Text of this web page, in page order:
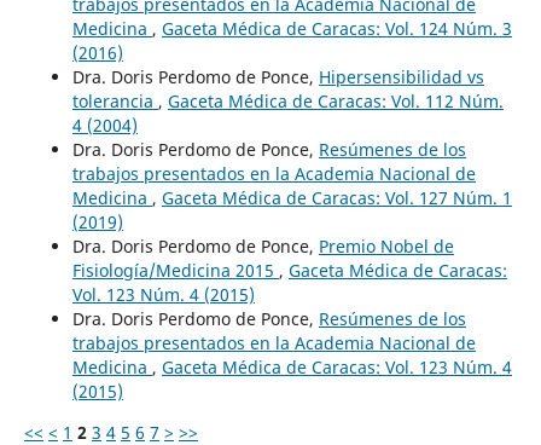
Medicina , Gaceta Médica de Caracas: Vol. 124 Núm. 3
(2016)
Dra. Doris Perdomo de Ponce, Hipersensibilidad vs
tolerancia , Gaceta Médica de Caracas: Vol. 112 Núm.
4 (2004)
Dra. Doris Perdomo de Ponce, Resúmenes de los
trabajos presentados en la Academia Nacional de
Medicina , Gaceta Médica de Caracas: Vol. 127 Núm. 1
(2019)
Dra. Doris Perdomo de Ponce, Premio Nobel de
Fisiología/Medicina 2015 , Gaceta Médica de Caracas:
Vol. 123 Núm. 4 (2015)
Dra. Doris Perdomo de Ponce, Resúmenes de los
trabajos presentados en la Academia Nacional de
Medicina , Gaceta Médica de Caracas: Vol. 123 Núm. 4
(2015)
<< < 1 2 3 4 5 6 7 > >>